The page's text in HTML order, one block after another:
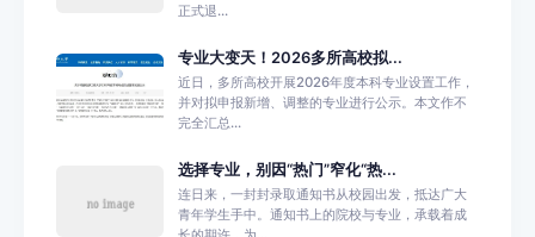
正式退...
专业大变天！2026多所高校拟...
近日，多所高校开展2026年度本科专业设置工作，
并对拟申报新增、调整的专业进行公示。本文作不
完全汇总...
选择专业，别因“热门”窄化“热...
连日来，一封封录取通知书从校园出发，抵达广大
青年学生手中。通知书上的院校与专业，承载着成